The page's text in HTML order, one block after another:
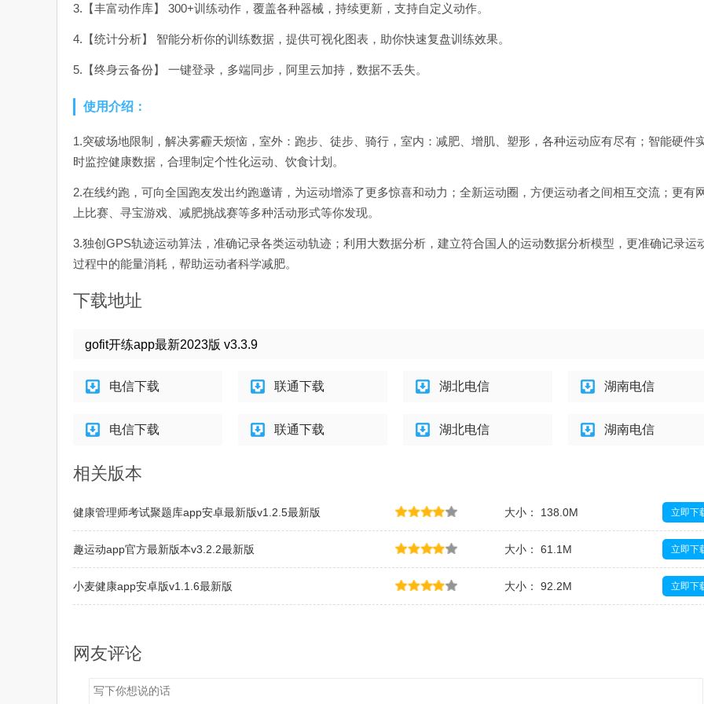
3.【丰富动作库】 300+训练动作，覆盖各种器械，持续更新，支持自定义动作。
4.【统计分析】 智能分析你的训练数据，提供可视化图表，助你快速复盘训练效果。
5.【终身云备份】 一键登录，多端同步，阿里云加持，数据不丢失。
使用介绍：
1.突破场地限制，解决雾霾天烦恼，室外：跑步、徒步、骑行，室内：减肥、增肌、塑形，各种运动应有尽有；智能硬件
时监控健康数据，合理制定个性化运动、饮食计划。
2.在线约跑，可向全国跑友发出约跑邀请，为运动增添了更多惊喜和动力；全新运动圈，方便运动者之间相互交流；更有
上比赛、寻宝游戏、减肥挑战赛等多种活动形式等你发现。
3.独创GPS轨迹运动算法，准确记录各类运动轨迹；利用大数据分析，建立符合国人的运动数据分析模型，更准确记录运
过程中的能量消耗，帮助运动者科学减肥。
下载地址
gofit开练app最新2023版 v3.3.9
电信下载 联通下载 湖北电信 湖南电信
电信下载 联通下载 湖北电信 湖南电信
相关版本
健康管理师考试聚题库app安卓最新版v1.2.5最新版 大小： 138.0M 立即下
趣运动app官方最新版本v3.2.2最新版 大小： 61.1M 立即下
小麦健康app安卓版v1.1.6最新版 大小： 92.2M 立即下
网友评论